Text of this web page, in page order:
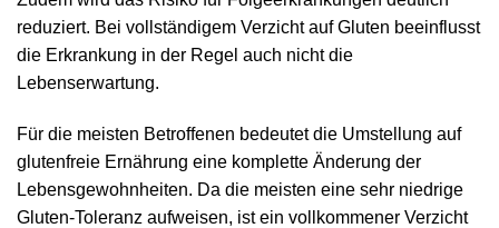
reduziert. Bei vollständigem Verzicht auf Gluten beeinflusst
die Erkrankung in der Regel auch nicht die
Lebenserwartung.
Für die meisten Betroffenen bedeutet die Umstellung auf
glutenfreie Ernährung eine komplette Änderung der
Lebensgewohnheiten. Da die meisten eine sehr niedrige
Gluten-Toleranz aufweisen, ist ein vollkommener Verzicht